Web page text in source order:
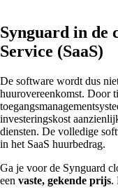
Synguard in de
Service (SaaS)
De software wordt dus
huurovereenkomst. Door
investeringskost
diensten. De volledige
in het SaaS huurbedrag.
Ga je voor de Synguard
een vaste, gekende prijs.